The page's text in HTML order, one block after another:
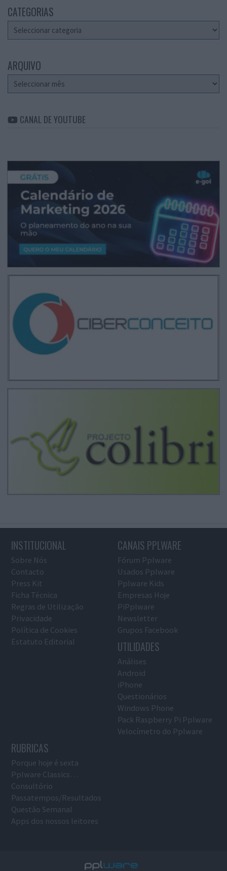
CATEGORIAS
Categorias
ARQUIVO
Arquivo
CANAL DE YOUTUBE
INSTITUCIONAL
Sobre Nós
Contacto
Press Kit
Ficha Técnica
Regras de Utilização
Privacidade
Política de Cookies
Estatuto Editorial
CANAIS PPLWARE
Fórum Pplware
Usados Pplware
Pplware Kids
Empresas Hoje
PiPplware
Newsletter
Grupos Facebook
UTILIDADES
Análises
Android
iPhone
Questionários
Windows Phone
Pack Raspberry Pi Pplware
Velocímetro do Pplware
RUBRICAS
Porque hoje é sexta
Pplware Classics…
Consultório
Passatempos/Resultados
Questão Semanal
Apps dos nossos leitores